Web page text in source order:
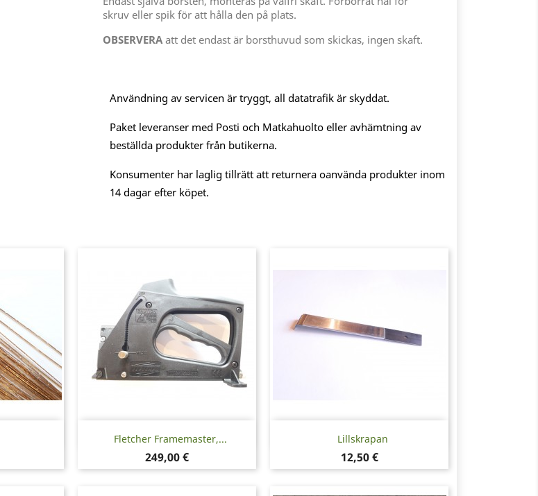
skruv eller spik för att hålla den på plats.
OBSERVERA att det endast är borsthuvud som skickas, ingen skaft.
Användning av servicen är tryggt, all datatrafik är skyddat.
Paket leveranser med Posti och Matkahuolto eller avhämtning av
beställda produkter från butikerna.
Konsumenter har laglig tillrätt att returnera oanvända produkter inom
14 dagar efter köpet.
Fletcher Framemaster,...
Pris
249,00 €
 Snabbvy Lillskrapan
Pris
12,50 €
Snabbvy